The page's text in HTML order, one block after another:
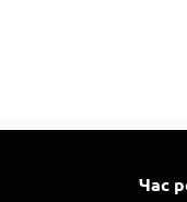
Час